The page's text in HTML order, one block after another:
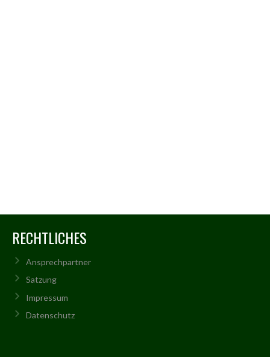
RECHTLICHES
Ansprechpartner
Satzung
Impressum
Datenschutz